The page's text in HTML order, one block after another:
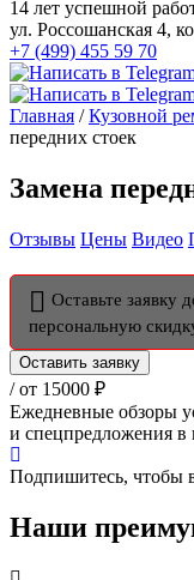
14 лет успешной
ул. Россошанская 4,
+7 (499) 455 59 70
Главная /Кузовной
передних стоек
Замена
Отзывы Цены Видео
Оставьте заявку
персональную
Оставить заявку
/ от 15000 ₽
Ежедневные обзоры
и спецпредложения в
Подпишитесь, чтобы
Наши